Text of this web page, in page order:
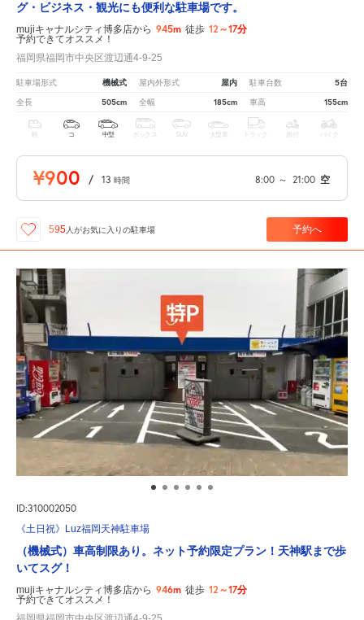
グ・ビジネス・観光にも便利な駐車場です。
mujiキャナルシティ博多店から 945m 徒歩 12～17分
予約できてオススメ！
福岡県福岡市中央区渡辺通4-9-25
駐車場形式 機械式 屋内外形式 屋内 駐車台数 5台
全長 505cm 全幅 185cm 車高 155cm
軽 コ 中型 ボックス SUV 大型車 トラック 原付 バイク
¥900 / 13 時間 8:00 ～ 21:00 空
595人がお気に入りの駐車場 予約へ
ID:310002050
《土日祝》Luz福岡天神駐車場
（機械式）車高制限あり。ネット予約限定プラン！天神駅まで歩
いてスグ！
mujiキャナルシティ博多店から 946m 徒歩 12～17分
予約できてオススメ！